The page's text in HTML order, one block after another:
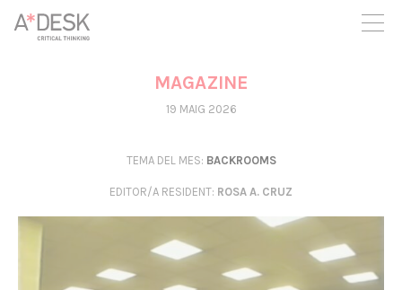
seguim necessitant-te per a poder seguir endavant. Ara pots
participar del projecte i recolzar-lo.
MAGAZINE
19 MAIG 2026
TEMA DEL MES: BACKROOMS
EDITOR/A RESIDENT: ROSA A. CRUZ